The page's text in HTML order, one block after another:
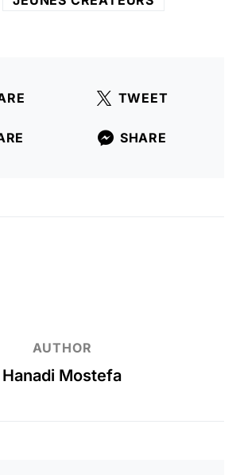
TWEET
SHARE
AUTHOR
Hanadi Mostefa